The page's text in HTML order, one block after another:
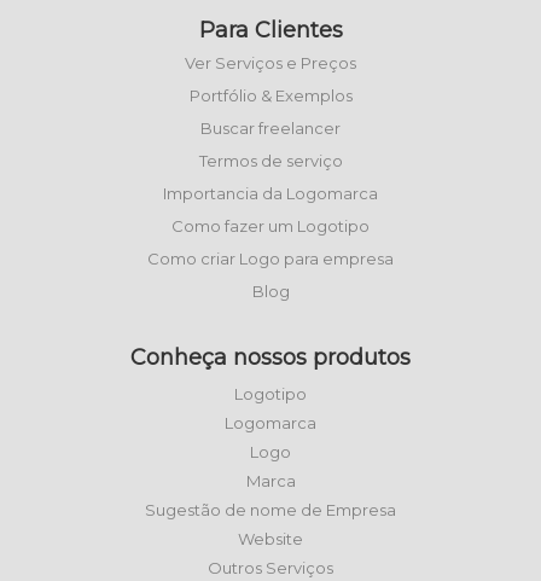
Para Clientes
Ver Serviços e Preços
Portfólio & Exemplos
Buscar freelancer
Termos de serviço
Importancia da Logomarca
Como fazer um Logotipo
Como criar Logo para empresa
Blog
Conheça nossos produtos
Logotipo
Logomarca
Logo
Marca
Sugestão de nome de Empresa
Website
Outros Serviços